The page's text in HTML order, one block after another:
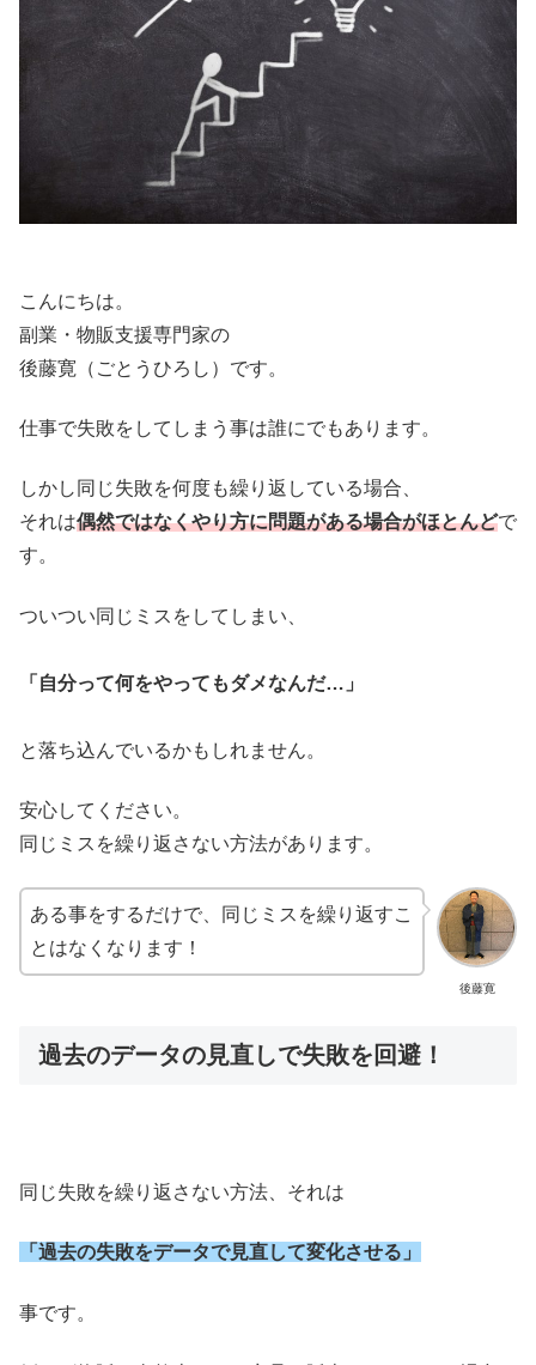
こんにちは。
副業・物販支援専門家の
後藤寛（ごとうひろし）です。
仕事で失敗をしてしまう事は誰にでもあります。
しかし同じ失敗を何度も繰り返している場合、
それは偶然ではなくやり方に問題がある場合がほとんどで
す。
ついつい同じミスをしてしまい、
「自分って何をやってもダメなんだ…」
と落ち込んでいるかもしれません。
安心してください。
同じミスを繰り返さない方法があります。
後藤寛
ある事をするだけで、同じミスを繰り返すこ
とはなくなります！
過去のデータの見直しで失敗を回避！
同じ失敗を繰り返さない方法、それは
「過去の失敗をデータで見直して変化させる」
事です。